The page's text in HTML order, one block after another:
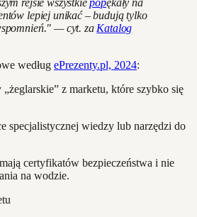
rejsie wszystkiepopękały na
lepiej unikać – budują tylko
— cyt. zaKatalog
według ePrezenty.pl, 2024:
„żeglarskie” z marketu, które szybko się
specjalistycznej wiedzy lub narzędzi do
certyfikatów bezpieczeństwa i nie
na wodzie.